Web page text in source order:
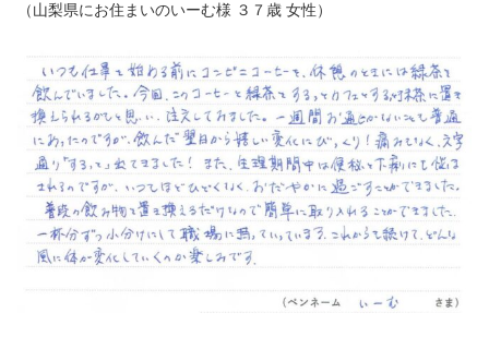
（山梨県にお住まいのいーむ様 ３７歳 女性）